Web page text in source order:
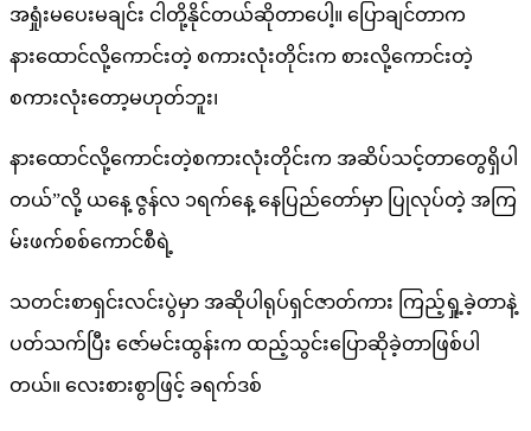
အရှုံးမပေးမချင်း ငါတို့နိုင်တယ်ဆိုတာပေါ့။ ပြောချင်တာက
နားထောင်လို့ကောင်းတဲ့ စကားလုံးတိုင်းက စားလို့ကောင်းတဲ့
စကားလုံးတော့မဟုတ်ဘူး၊
နားထောင်လို့ကောင်းတဲ့စကားလုံးတိုင်းက အဆိပ်သင့်တာတွေရှိပါ
တယ်”လို့ ယနေ့ ဇွန်လ ၁ရက်နေ့ နေပြည်တော်မှာ ပြုလုပ်တဲ့ အကြ
မ်းဖက်စစ်ကောင်စီရဲ့
သတင်းစာရှင်းလင်းပွဲမှာ အဆိုပါရုပ်ရှင်ဇာတ်ကား ကြည့်ရှု့ခဲ့တာနဲ့
ပတ်သက်ပြီး ဇော်မင်းထွန်းက ထည့်သွင်းပြောဆိုခဲ့တာဖြစ်ပါ
တယ်။ လေးစားစွာဖြင့် ခရက်ဒစ်